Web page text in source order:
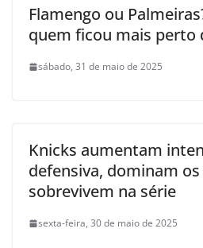
Flamengo ou
quem ficou mais
sábado, 31 de maio de 2025
Knicks aumentam
defensiva, dominam os
sobrevivem na série
sexta-feira, 30 de maio de 2025